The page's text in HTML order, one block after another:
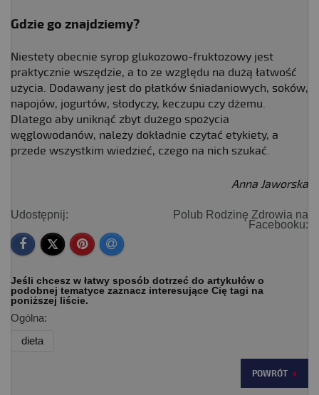
Gdzie go znajdziemy?
Niestety obecnie syrop glukozowo-fruktozowy jest
praktycznie wszędzie, a to ze względu na dużą łatwość
użycia. Dodawany jest do płatków śniadaniowych, soków,
napojów, jogurtów, słodyczy, keczupu czy dżemu.
Dlatego aby uniknąć zbyt dużego spożycia
węglowodanów, należy dokładnie czytać etykiety, a
przede wszystkim wiedzieć, czego na nich szukać.
Anna Jaworska
Udostępnij:
Polub Rodzinę Zdrowia na
Facebooku:
Jeśli chcesz w łatwy sposób dotrzeć do artykułów o
podobnej tematyce zaznacz interesujące Cię tagi na
poniższej liście.
Ogólna:
dieta
POWRÓT